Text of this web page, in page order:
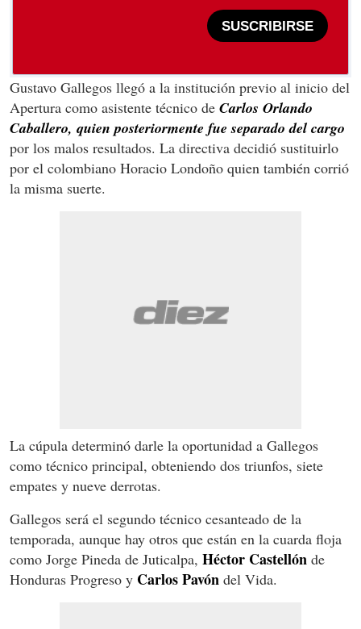
SUSCRIBIRSE
Gustavo Gallegos llegó a la institución previo al inicio del
Apertura como asistente técnico de Carlos Orlando
Caballero, quien posteriormente fue separado del cargo
por los malos resultados. La directiva decidió sustituirlo
por el colombiano Horacio Londoño quien también corrió
la misma suerte.
La cúpula determinó darle la oportunidad a Gallegos
como técnico principal, obteniendo dos triunfos, siete
empates y nueve derrotas.
Gallegos será el segundo técnico cesanteado de la
temporada, aunque hay otros que están en la cuarda floja
como Jorge Pineda de Juticalpa, Héctor Castellón de
Honduras Progreso y Carlos Pavón del Vida.